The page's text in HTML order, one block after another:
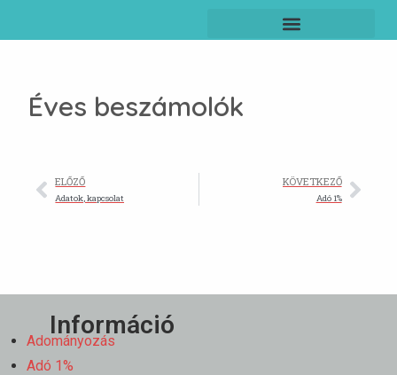
Éves beszámolók
ELŐZŐ
Adatok, kapcsolat
KÖVETKEZŐ
Adó 1%
Információ
Adományozás
Adó 1%